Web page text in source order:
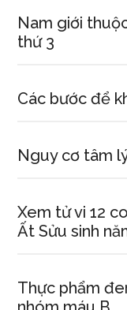
Nam giới
thứ 3
Các bước để
Nguy cơ tâm
Xem tử vi 12
Ất Sửu sinh
Thực phẩm